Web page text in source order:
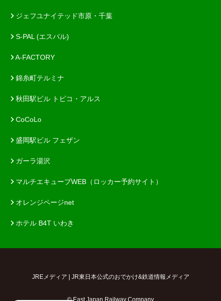
ジェフユナイテッド市原・千葉
S-PAL (エスパル)
A-FACTORY
錦糸町テルミナ
秋田駅ビル トピコ・アルス
CoCoLo
盛岡駅ビル フェザン
ガーラ湯沢
マルチエキューブWEB（ロッカー予約サイト）
オレンジページnet
ホテル B4T いわき
JREメディア | JR東日本公式のおでかけ&鉄道情報メディア